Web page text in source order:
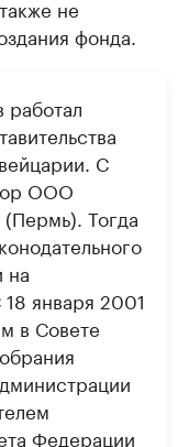
не
фонда.
работал
С
ООО
Тогда
на
января 2001
в Совете
Федерации